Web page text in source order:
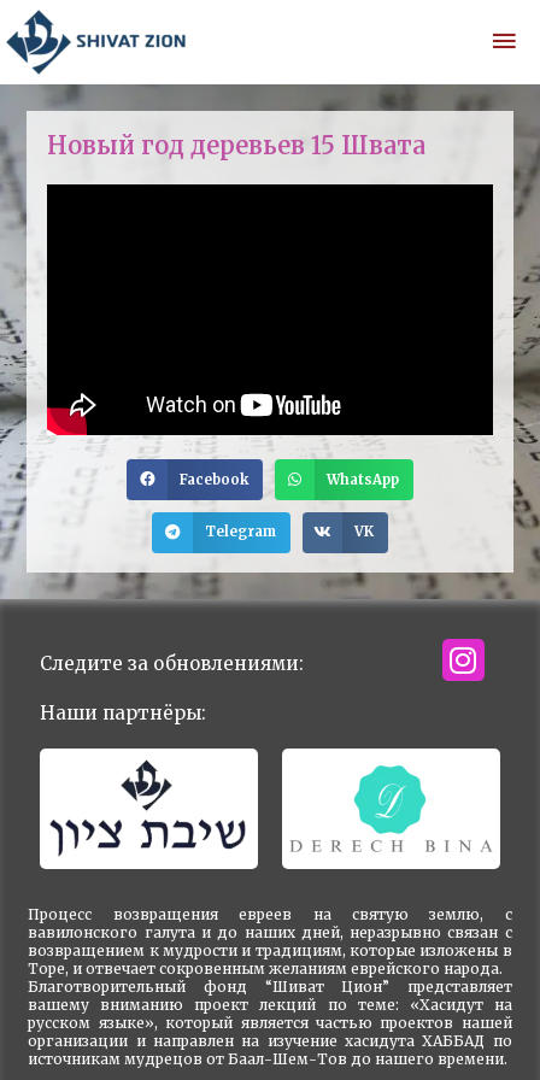
Новый год деревьев 15 Швата
Facebook WhatsApp
Telegram VK
Процесс возвращения евреев на святую землю, с
вавилонского галута и до наших дней, неразрывно связан с
возвращением к мудрости и традициям, которые изложены в
Торе, и отвечает сокровенным желаниям еврейского народа.
Благотворительный фонд “Шиват Цион” представляет
вашему вниманию проект лекций по теме: «Хасидут на
русском языке», который является частью проектов нашей
организации и направлен на изучение хасидута ХАББАД по
источникам мудрецов от Баал-Шем-Тов до нашего времени.
Следите за обновлениями:
Наши партнёры: